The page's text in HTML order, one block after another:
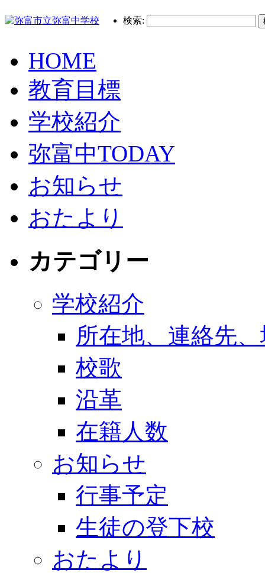
検索:
HOME
教育目標
学校紹介
弥富中TODAY
お知らせ
おたより
カテゴリー
学校紹介
所在地、連絡先
校歌
沿革
在籍人数
お知らせ
行事予定
生徒の登下校
おたより